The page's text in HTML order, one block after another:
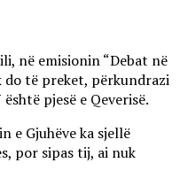
në emisionin “Debat në
do të preket, përkundrazi
pjesë e Qeverisë.
e Gjuhëve ka sjellë
por sipas tij, ai nuk